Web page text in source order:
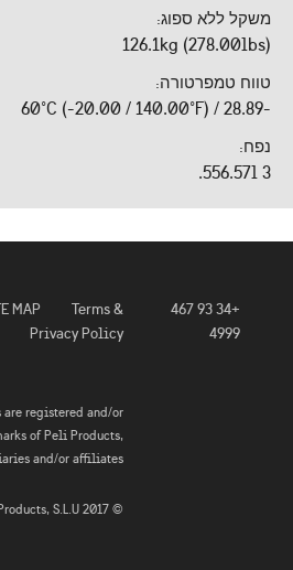
משקל ללא ספוג:
126.1kg (278.00lbs)
טווח טמפרטורה:
-28.89 / 60°C (-20.00 / 140.00°F)
נפח:
3 556.57l.
MAP
Terms &
Privacy Policy
+34 93 467
4999
registered and/or
of Peli Products,
and/or affiliates.
© 2017 Peli Products, S.L.U.